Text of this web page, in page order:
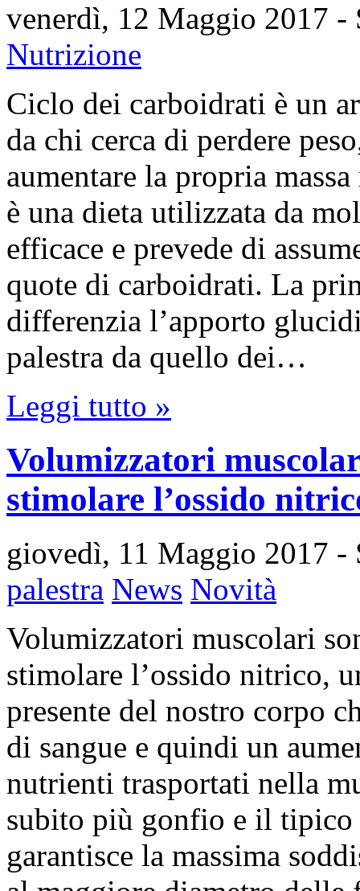
venerdì, 12 Maggio 2017 -
Nutrizione
Ciclo dei carboidrati è un
da chi cerca di perdere
aumentare la propria
è una dieta utilizzata da
efficace e prevede di
quote di carboidrati. La
differenzia l’apporto
palestra da quello dei…
Leggi tutto »
Volumizzatori
stimolare l’ossido
giovedì, 11 Maggio 2017 -
palestra News Novità
Volumizzatori muscolari
stimolare l’ossido nitrico,
presente del nostro corpo
di sangue e quindi un
nutrienti trasportati nella
subito più gonfio e il
garantisce la massima